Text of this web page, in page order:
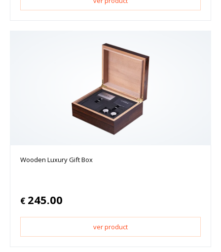
Wooden Luxury Gift Box
€ 245.00
ver product